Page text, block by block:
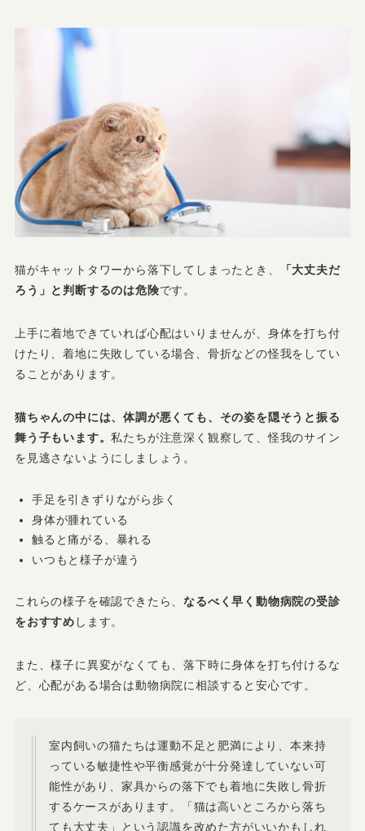
猫がキャットタワーから落下してしまったとき、
「大丈夫だ
ろう」と判断するのは危険です。
上手に着地できていれば心配はいりませんが、身体を打ち付
けたり、着地に失敗している場合、骨折などの怪我をしてい
ることがあります。
猫ちゃんの中には、体調が悪くても、その姿を隠そうと振る
舞う子もいます。私たちが注意深く観察して、怪我のサイン
を見逃さないようにしましょう。
手足を引きずりながら歩く
身体が腫れている
触ると痛がる、暴れる
いつもと様子が違う
これらの様子を確認できたら、なるべく早く動物病院の受診
をおすすめ します。
また、様子に異変がなくても、落下時に身体を打ち付けるな
ど、心配がある場合は動物病院に相談すると安心です。
室内飼いの猫たちは運動不足と肥満により、本来持
っている敏捷性や平衡感覚が十分発達していない可
能性があり、家具からの落下でも着地に失敗し骨折
するケースがあります。「猫は高いところから落ち
ても大丈夫」という認識を改めた方がいいかもしれ